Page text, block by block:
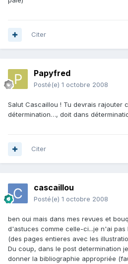
Citer
Papyfred
Posté(e) 1 octobre 2008
Salut Cascaillou ! Tu devrais rajouter
détermination…, doit dans
Citer
cascaillou
Posté(e) 1 octobre 2008
ben oui mais dans mes revues et
d'astuces comme celle-ci...je n'ai
(des pages entieres avec les
Du coup, dans le post determination
donner la bibliographie appropriée